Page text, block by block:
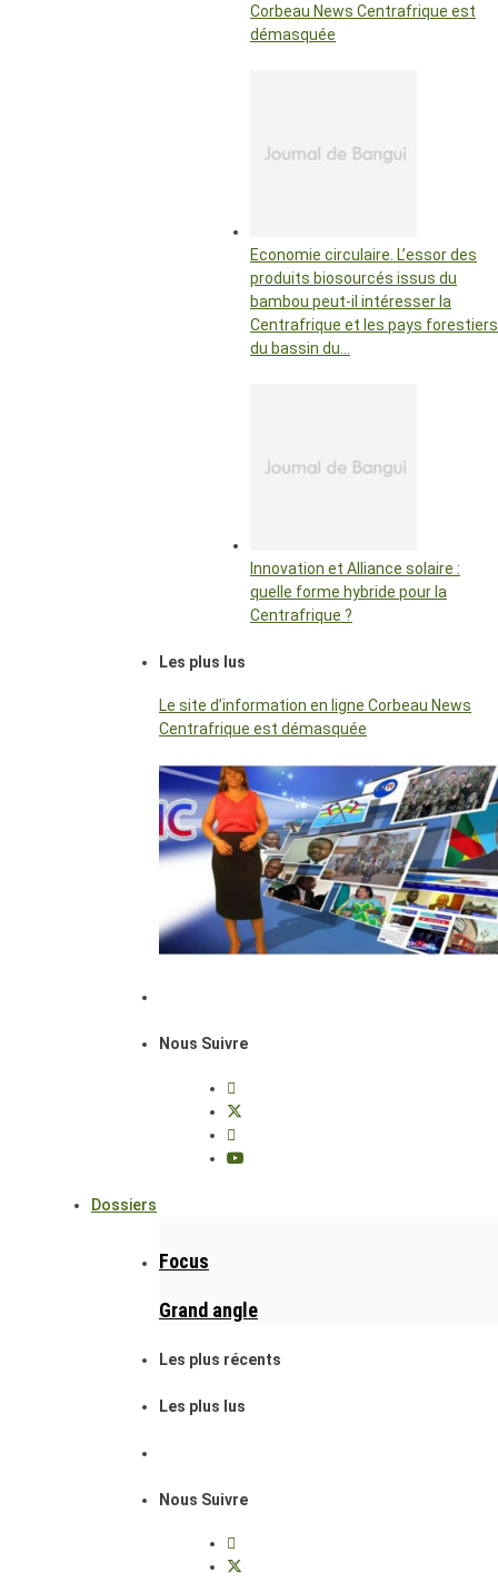
Corbeau News Centrafrique est
démasquée
Economie circulaire. L’essor des
produits biosourcés issus du
bambou peut-il intéresser la
Centrafrique et les pays forestiers
du bassin du…
Innovation et Alliance solaire :
quelle forme hybride pour la
Centrafrique ?
Les plus lus
Le site d’information en ligne Corbeau News
Centrafrique est démasquée
Nous Suivre
Dossiers
Focus
Grand angle
Les plus récents
Les plus lus
Nous Suivre